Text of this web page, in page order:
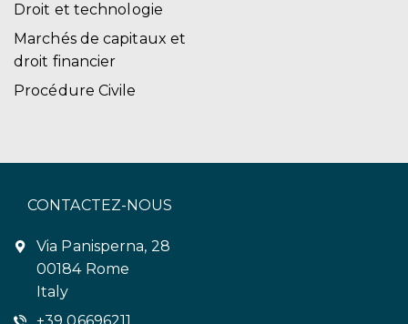
Droit et technologie
Marchés de capitaux et
droit financier
Procédure Civile
CONTACTEZ-NOUS
Via Panisperna, 28
00184 Rome
Italy